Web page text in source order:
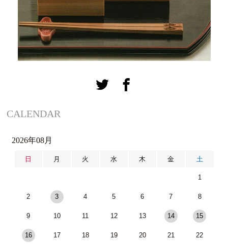
CALENDAR
2026年08月
日 月 火 水 木 金 土
1
2 3 4 5 6 7 8
9 10 11 12 13 14 15
16 17 18 19 20 21 22